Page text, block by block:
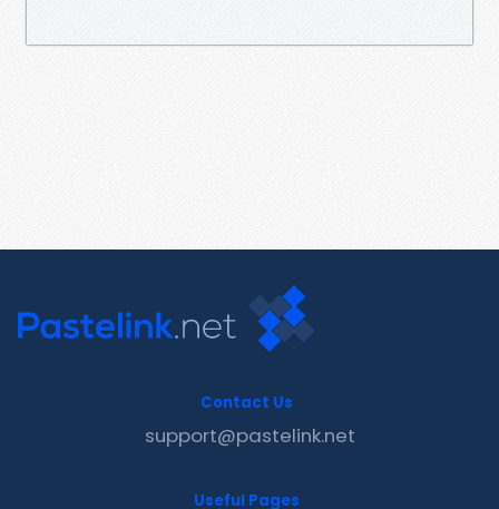
Contact Us
support@pastelink.net
Useful Pages